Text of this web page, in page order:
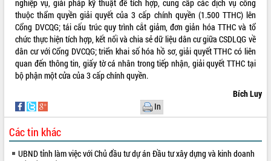
nghiệp vụ, giải pháp kỹ thuật để tích hợp, cung cấp các dịch vụ công
thuộc thẩm quyền giải quyết của 3 cấp chính quyền (1.500 TTHC) lên
Cổng DVCQG; tái cấu trúc quy trình cắt giảm, đơn giản hóa TTHC và tổ
chức thực hiện tích hợp, kết nối và chia sẻ dữ liệu dân cư giữa CSDLQG về
dân cư với Cổng DVCQG; triển khai số hóa hồ sơ, giải quyết TTHC có liên
quan đến thông tin, giấy tờ cá nhân trong tiếp nhận, giải quyết TTHC tại
bộ phận một cửa của 3 cấp chính quyền.
Bích Luy
In
Các tin khác
UBND tỉnh làm việc với Chủ đầu tư dự án Đầu tư xây dựng và kinh doanh